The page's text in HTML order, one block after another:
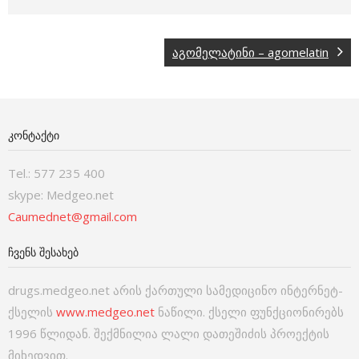
აგომელატინი – agomelatin
ᲙᲝᲜᲢᲐᲥᲢᲘ
Tel.: 577 235 400
skype: Medgeo.net
Caumednet@gmail.com
ᲩᲕᲔᲜᲡ ᲨᲔᲡᲐᲮᲔᲑ
drugs.medgeo.net არის ქართული სამედიცინო ინტერნეტ-
ქსელის www.medgeo.net ნაწილი. ქსელი ფუნქციონირებს
1996 წლიდან. შექმნილია ლალი დათეშიძის პროექტის
მიხედვით.